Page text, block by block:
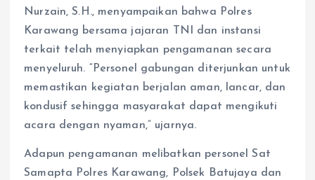
Nurzain, S.H., menyampaikan bahwa Polres
Karawang bersama jajaran TNI dan instansi
terkait telah menyiapkan pengamanan secara
menyeluruh. “Personel gabungan diterjunkan untuk
memastikan kegiatan berjalan aman, lancar, dan
kondusif sehingga masyarakat dapat mengikuti
acara dengan nyaman,” ujarnya.
Adapun pengamanan melibatkan personel Sat
Samapta Polres Karawang, Polsek Batujaya dan